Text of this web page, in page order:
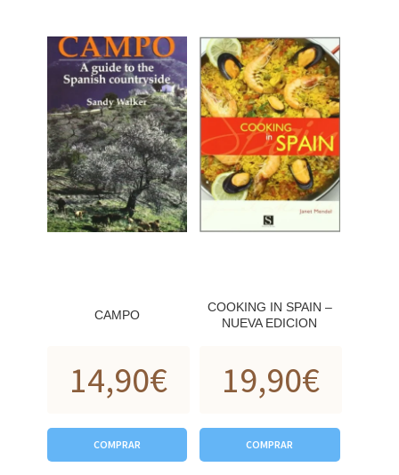
CAMPO
14,90€
COMPRAR
COOKING IN SPAIN –
NUEVA EDICION
19,90€
COMPRAR